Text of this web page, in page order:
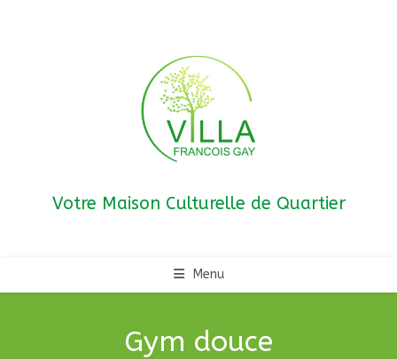
Votre Maison Culturelle de Quartier
Menu
Gym douce